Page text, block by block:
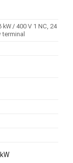
/ 400 V 1 NC, 24
terminal